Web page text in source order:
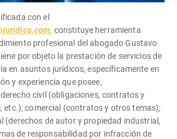
con el
, constituye herramienta
profesional del abogado Gustavo
por objeto la prestación de servicios de
en asuntos jurídicos, específicamente en
y experiencia que posee,
civil (obligaciones, contratos y
etc.); comercial (contratos y otros temas);
(derechos de autor y propiedad industrial,
de responsabilidad por infracción de